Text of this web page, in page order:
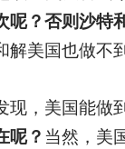
呢？否则沙特
美国也做不
，美国能做
呢？ 当然，美